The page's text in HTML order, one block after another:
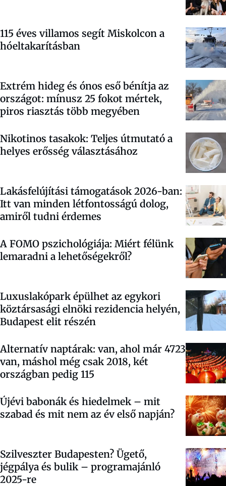
115 éves villamos segít Miskolcon a
hóeltakarításban
Extrém hideg és ónos eső bénítja az
országot: mínusz 25 fokot mértek,
piros riasztás több megyében
Nikotinos tasakok: Teljes útmutató a
helyes erősség választásához
Lakásfelújítási támogatások 2026-ban:
Itt van minden létfontosságú dolog,
amiről tudni érdemes
A FOMO pszichológiája: Miért félünk
lemaradni a lehetőségekről?
Luxuslakópark épülhet az egykori
köztársasági elnöki rezidencia helyén,
Budapest elit részén
Alternatív naptárak: van, ahol már 4723
van, máshol még csak 2018, két
országban pedig 115
Újévi babonák és hiedelmek – mit
szabad és mit nem az év első napján?
Szilveszter Budapesten? Ügető,
jégpálya és bulik – programajánló
2025-re